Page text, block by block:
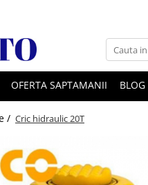
OFERTA SAPTAMANII BLOG
/ Cric hidraulic 20T